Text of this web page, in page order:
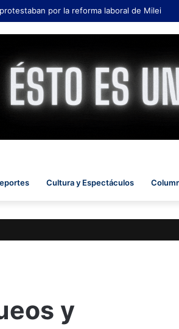
por la reforma laboral de Milei
Cultura y Espectáculos
y